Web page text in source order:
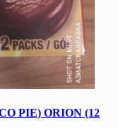
PIE) ORION (12